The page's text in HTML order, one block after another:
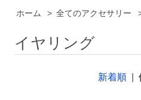
ホーム > 全てのアクセサリー
イヤリング
新着順|